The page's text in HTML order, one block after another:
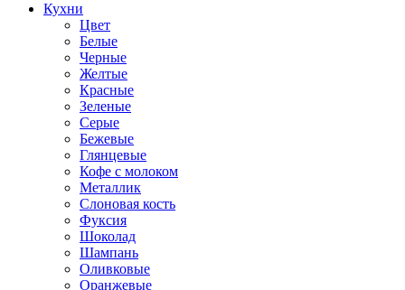
Кухни
Цвет
Белые
Черные
Желтые
Красные
Зеленые
Серые
Бежевые
Глянцевые
Кофе с молоком
Металлик
Слоновая кость
Фуксия
Шоколад
Шампань
Оливковые
Оранжевые